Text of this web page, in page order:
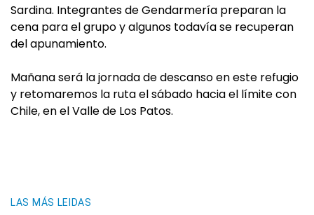
Sardina. Integrantes de Gendarmería preparan la
cena para el grupo y algunos todavía se recuperan
del apunamiento.
Mañana será la jornada de descanso en este refugio
y retomaremos la ruta el sábado hacia el límite con
Chile, en el Valle de Los Patos.
LAS MÁS LEIDAS